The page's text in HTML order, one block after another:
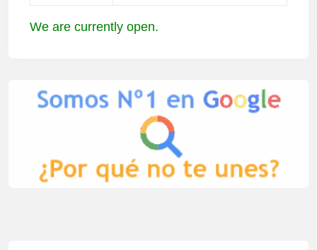
We are currently open.